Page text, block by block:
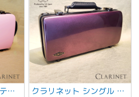
クラリネット 【パステルピンク】グレーステッチ
クラリネット シングル 【グレープ】